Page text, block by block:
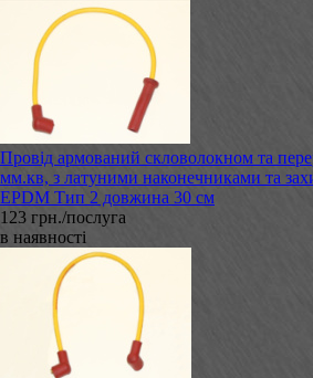
Провід армований скловолокном та
мм.кв, з латуними наконечниками та
EPDM Тип 2 довжина 30 см
123 грн./послуга
в наявності